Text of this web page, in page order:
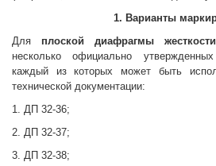
1. Варианты
Для плоской диафрагмы жесткости
несколько официально
каждый из которых может быть
технической документации:
1. ДП 32-36;
2. ДП 32-37;
3. ДП 32-38;